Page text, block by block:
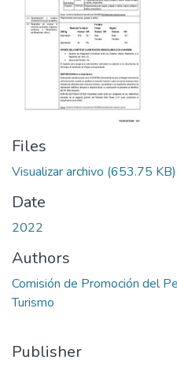
Files
Visualizar archivo (653.75 KB)
Date
2022
Authors
Comisión de Promoción del
Turismo
Publisher